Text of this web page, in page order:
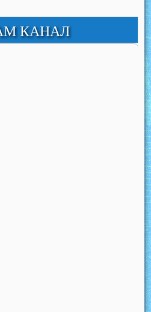
КАНАЛ